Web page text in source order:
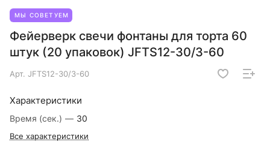
МЫ СОВЕТУЕМ
Фейерверк свечи фонтаны для торта 60
штук (20 упаковок) JFTS12-30/3-60
Арт. JFTS12-30/3-60
Характеристики
Время (сек.) — 30
Все характеристики